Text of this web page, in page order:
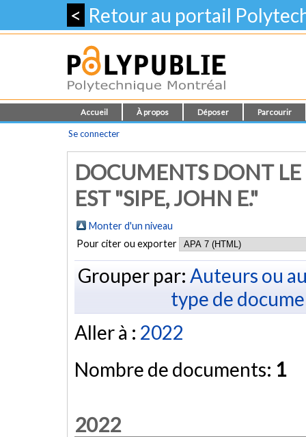
< Retour au portail
Accueil À propos Déposer Parcourir
Se connecter
DOCUMENTS DONT
EST "SIPE, JOHN E."
Monter d'un niveau
Pour citer ou exporter
Grouper par: Auteurs ou
type de
Aller à : 2022
Nombre de documents: 1
2022